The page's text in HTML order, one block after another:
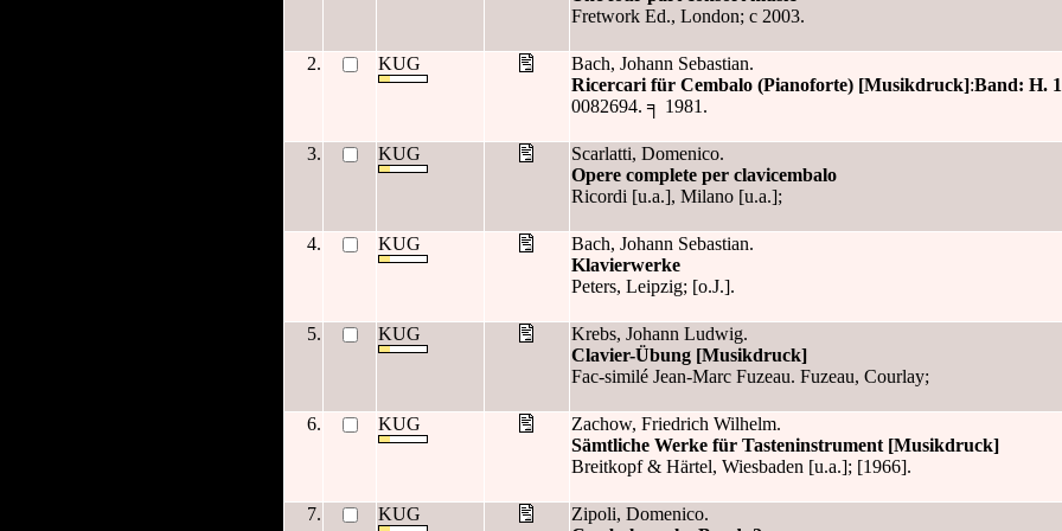
Fretwork Ed., London; c 2003.
2. KUG
Bach, Johann Sebastian.
Ricercari für Cembalo (Pianoforte) [Musikdruck]:Band: H.
0082694. ╕ 1981.
3. KUG
Scarlatti, Domenico.
Opere complete per clavicembalo
Ricordi [u.a.], Milano [u.a.];
4. KUG
Bach, Johann Sebastian.
Klavierwerke
Peters, Leipzig; [o.J.].
5. KUG
Krebs, Johann Ludwig.
Clavier-Übung [Musikdruck]
Fac-similé Jean-Marc Fuzeau. Fuzeau, Courlay;
6. KUG
Zachow, Friedrich Wilhelm.
Sämtliche Werke für Tasteninstrument [Musikdruck]
Breitkopf & Härtel, Wiesbaden [u.a.]; [1966].
7. KUG
Zipoli, Domenico.